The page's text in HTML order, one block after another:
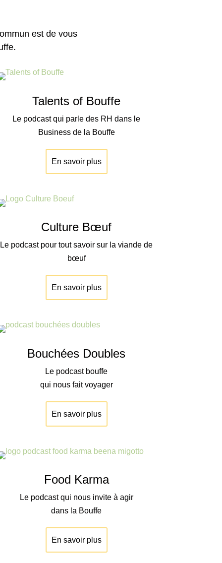
est de vous
Talents of Bouffe
Le podcast qui parle des RH dans le
Business de la Bouffe
En savoir plus
Culture Bœuf
Le podcast pour tout savoir sur la viande de
bœuf
En savoir plus
Bouchées Doubles
Le podcast bouffe
qui nous fait voyager
En savoir plus
Food Karma
Le podcast qui nous invite à agir
dans la Bouffe
En savoir plus